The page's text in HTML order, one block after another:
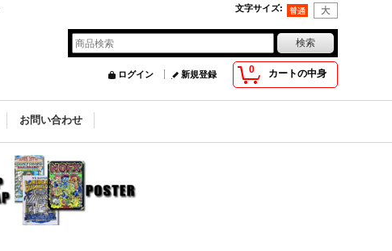
文字サイズ:
0 カートの中身
ログイン 新規登録
お問い合わせ